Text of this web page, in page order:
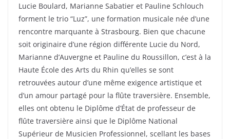
o
o
k
Lucie Boulard, Marianne Sabatier et Pauline Schlouch
forment le trio “Luz”, une formation musicale née d’une
rencontre marquante à Strasbourg. Bien que chacune
soit originaire d’une région différente Lucie du Nord,
Marianne d’Auvergne et Pauline du Roussillon, c’est à la
Haute École des Arts du Rhin qu’elles se sont
retrouvées autour d’une même exigence artistique et
d’un amour partagé pour la flûte traversière. Ensemble,
elles ont obtenu le Diplôme d’État de professeur de
flûte traversière ainsi que le Diplôme National
Supérieur de Musicien Professionnel, scellant les bases